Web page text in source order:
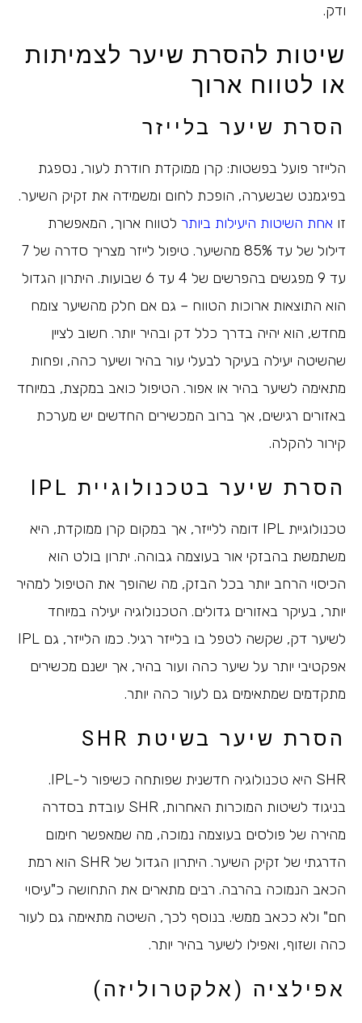
ודק.
שיטות להסרת שיער לצמיתות
או לטווח ארוך
הסרת שיער בלייזר
הלייזר פועל בפשטות: קרן ממוקדת חודרת לעור, נספגת
בפיגמנט שבשערה, הופכת לחום ומשמידה את זקיק השיער.
זו אחת השיטות היעילות ביותר לטווח ארוך, המאפשרת
דילול של עד 85% מהשיער. טיפול לייזר מצריך סדרה של 7
עד 9 מפגשים בהפרשים של 4 עד 6 שבועות. היתרון הגדול
הוא התוצאות ארוכות הטווח – גם אם חלק מהשיער צומח
מחדש, הוא יהיה בדרך כלל דק ובהיר יותר. חשוב לציין
שהשיטה יעילה בעיקר לבעלי עור בהיר ושיער כהה, ופחות
מתאימה לשיער בהיר או אפור. הטיפול כואב במקצת, במיוחד
באזורים רגישים, אך ברוב המכשירים החדשים יש מערכת
קירור להקלה.
הסרת שיער בטכנולוגיית IPL
טכנולוגיית IPL דומה ללייזר, אך במקום קרן ממוקדת, היא
משתמשת בהבזקי אור בעוצמה גבוהה. יתרון בולט הוא
הכיסוי הרחב יותר בכל הבזק, מה שהופך את הטיפול למהיר
יותר, בעיקר באזורים גדולים. הטכנולוגיה יעילה במיוחד
לשיער דק, שקשה לטפל בו בלייזר רגיל. כמו הלייזר, גם IPL
אפקטיבי יותר על שיער כהה ועור בהיר, אך ישנם מכשירים
מתקדמים שמתאימים גם לעור כהה יותר.
הסרת שיער בשיטת SHR
SHR היא טכנולוגיה חדשנית שפותחה כשיפור ל-IPL.
בניגוד לשיטות המוכרות האחרות, SHR עובדת בסדרה
מהירה של פולסים בעוצמה נמוכה, מה שמאפשר חימום
הדרגתי של זקיק השיער. היתרון הגדול של SHR הוא רמת
הכאב הנמוכה בהרבה. רבים מתארים את התחושה כ"עיסוי
חם" ולא ככאב ממשי. בנוסף לכך, השיטה מתאימה גם לעור
כהה ושזוף, ואפילו לשיער בהיר יותר.
אפילציה (אלקטרוליזה)